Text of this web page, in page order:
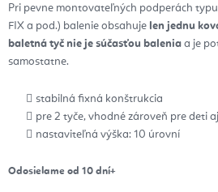
Pri pevne montovateľných podperách typu
FIX a pod.) balenie obsahuje len jednu
baletná tyč nie je súčasťou balenia a je
samostatne.
stabilná fixná konštrukcia
pre 2 tyče, vhodné zároveň pre deti
nastaviteľná výška: 10 úrovní
Odosielame od 10 dní+